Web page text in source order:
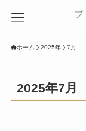
ホーム 2025年 7月
2025年7月